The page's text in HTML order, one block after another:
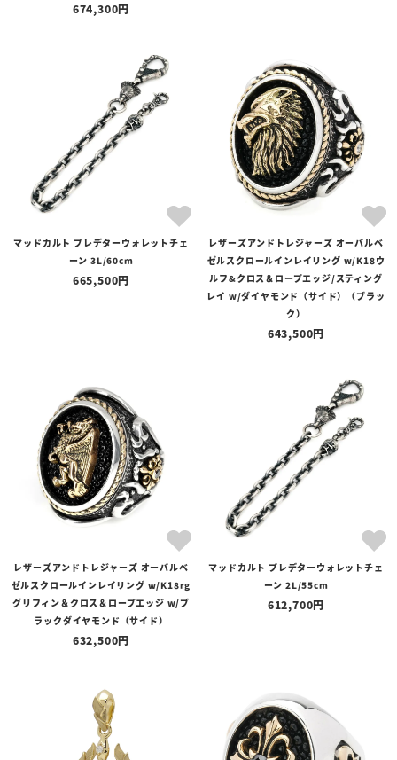
674,300
マッドカルト プレデターウォレットチェ
ーン 3L/60cm
665,500
レザーズアンドトレジャーズ オーバルベ
ゼルスクロールインレイリング w/K18ウ
ルフ&クロス＆ロープエッジ/スティング
レイ w/ダイヤモンド（サイド）（ブラッ
ク）
643,500
レザーズアンドトレジャーズ オーバルベ
ゼルスクロールインレイリング w/K18rg
グリフィン＆クロス＆ロープエッジ w/ブ
ラックダイヤモンド（サイド）
632,500
マッドカルト プレデターウォレットチェ
ーン 2L/55cm
612,700